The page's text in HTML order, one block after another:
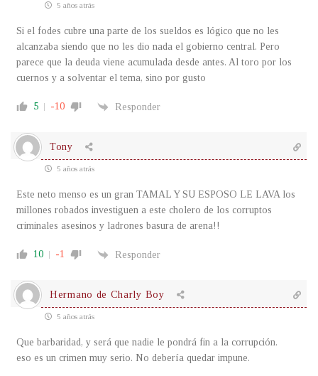
5 años atrás
Si el fodes cubre una parte de los sueldos es lógico que no les
alcanzaba siendo que no les dio nada el gobierno central. Pero
parece que la deuda viene acumulada desde antes. Al toro por los
cuernos y a solventar el tema, sino por gusto
5 -10 Responder
Tony
5 años atrás
Este neto menso es un gran TAMAL Y SU ESPOSO LE LAVA los
millones robados investiguen a este cholero de los corruptos
criminales asesinos y ladrones basura de arena!!
10 -1 Responder
Hermano de Charly Boy
5 años atrás
Que barbaridad, y será que nadie le pondrá fin a la corrupción.
eso es un crimen muy serio. No debería quedar impune.